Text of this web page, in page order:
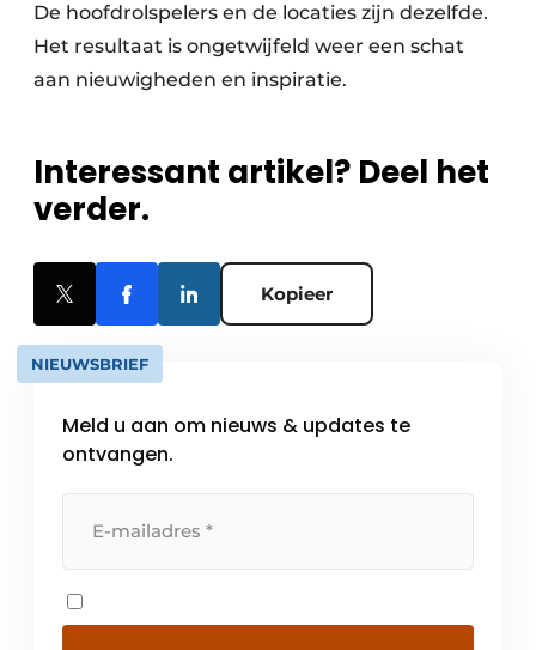
De hoofdrolspelers en de locaties zijn dezelfde.
Het resultaat is ongetwijfeld weer een schat
aan nieuwigheden en inspiratie.
Interessant artikel? Deel het
verder.
Kopieer
NIEUWSBRIEF
Meld u aan om nieuws & updates te
ontvangen.